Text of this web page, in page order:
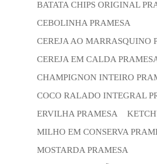
BATATA CHIPS ORIGINAL
CEBOLINHA PRAMESA
CEREJA AO MARRASQUINO
CEREJA EM CALDA
CHAMPIGNON INTEIRO
COCO RALADO INTEGRAL
ERVILHA PRAMESA
MILHO EM CONSERVA
MOSTARDA PRAMESA